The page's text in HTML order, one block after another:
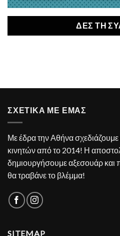
ΔΕΣ ΤΗ
ΣΧΕΤΙΚΑ ΜΕ ΕΜΑΣ
Με έδρα την Αθήνα
κινητών από το 2014! Η
δημιουργήσουμε αξεσουάρ και
θα τραβάνε το βλέμμα!
SITEMAP